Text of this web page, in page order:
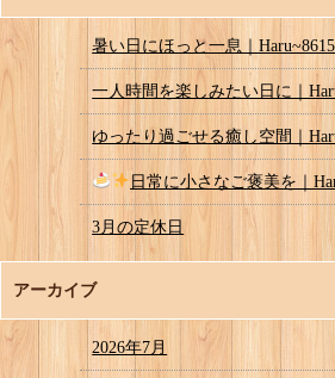
暑い日にほっと一息｜
一人時間を楽しみたい日に｜
ゆったり過ごせる癒し空間｜
日常に小さなご褒美を｜
3月の定休日
アーカイブ
2026年7月